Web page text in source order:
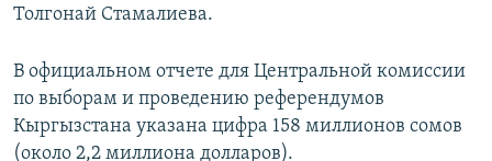
Толгонай Стамалиева.
В официальном отчете для Центральной комиссии
по выборам и проведению референдумов
Кыргызстана указана цифра 158 миллионов сомов
(около 2,2 миллиона долларов).